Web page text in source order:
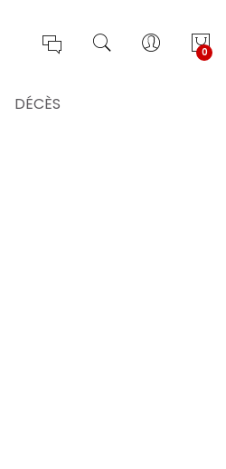
0
DÉCÈS